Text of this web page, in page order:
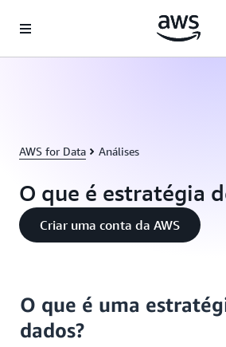
Pular para o conteúdo principal
AWS for Data Análises
O que é estratégia
Criar uma conta da AWS
O que é uma
dados?